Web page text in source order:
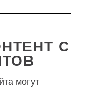
С
могут